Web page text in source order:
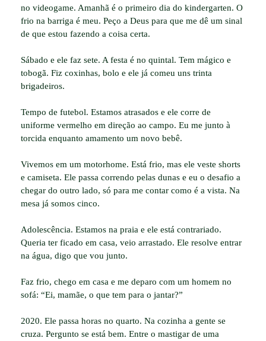
no videogame. Amanhã é o primeiro dia do kindergarten. O
frio na barriga é meu. Peço a Deus para que me dê um sinal
de que estou fazendo a coisa certa.
Sábado e ele faz sete. A festa é no quintal. Tem mágico e
tobogã. Fiz coxinhas, bolo e ele já comeu uns trinta
brigadeiros.
Tempo de futebol. Estamos atrasados e ele corre de
uniforme vermelho em direção ao campo. Eu me junto à
torcida enquanto amamento um novo bebê.
Vivemos em um motorhome. Está frio, mas ele veste shorts
e camiseta. Ele passa correndo pelas dunas e eu o desafio a
chegar do outro lado, só para me contar como é a vista. Na
mesa já somos cinco.
Adolescência. Estamos na praia e ele está contrariado.
Queria ter ficado em casa, veio arrastado. Ele resolve entrar
na água, digo que vou junto.
Faz frio, chego em casa e me deparo com um homem no
sofá: “Ei, mamãe, o que tem para o jantar?”
2020. Ele passa horas no quarto. Na cozinha a gente se
cruza. Pergunto se está bem. Entre o mastigar de uma